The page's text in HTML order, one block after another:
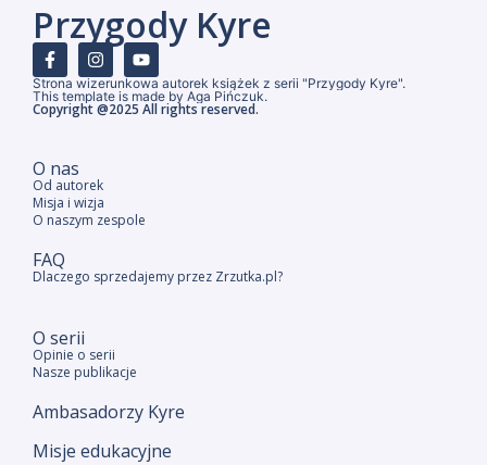
Przygody Kyre
Strona wizerunkowa autorek książek z serii "Przygody Kyre".
This template is made by Aga Pińczuk.
Copyright @2025 All rights reserved.
O nas
Od autorek
Misja i wizja
O naszym zespole
FAQ
Dlaczego sprzedajemy przez Zrzutka.pl?
O serii
Opinie o serii
Nasze publikacje
Ambasadorzy Kyre
Misje edukacyjne